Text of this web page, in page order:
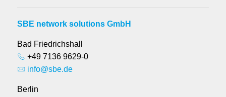
SBE network solutions GmbH
Bad Friedrichshall
+49 7136 9629-0
info@sbe.de
Berlin